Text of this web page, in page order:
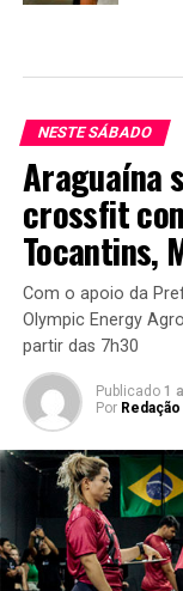
NESTE SÁBADO
Araguaína
crossfit
Tocantins,
Com o apoio da
Olympic Energy
partir das 7h30
Publicado 1
Por